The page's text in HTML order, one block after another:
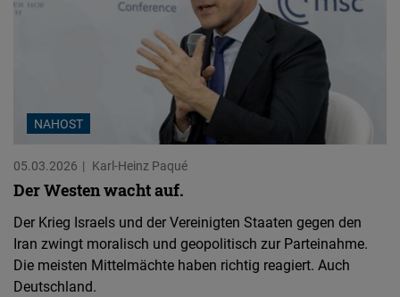
NAHOST
05.03.2026 Karl-Heinz Paqué
Der Westen wacht auf.
Der Krieg Israels und der Vereinigten Staaten gegen den
Iran zwingt moralisch und geopolitisch zur Parteinahme.
Die meisten Mittelmächte haben richtig reagiert. Auch
Deutschland.